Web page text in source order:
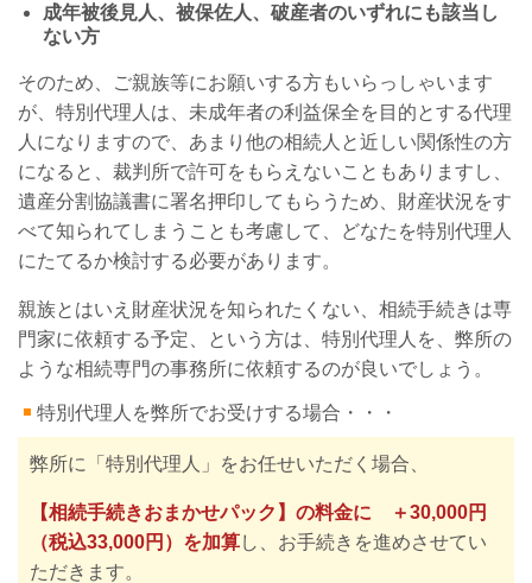
成年被後見人、被保佐人、破産者のいずれにも該当し
ない方
そのため、ご親族等にお願いする方もいらっしゃいます
が、特別代理人は、未成年者の利益保全を目的とする代理
人になりますので、あまり他の相続人と近しい関係性の方
になると、裁判所で許可をもらえないこともありますし、
遺産分割協議書に署名押印してもらうため、財産状況をす
べて知られてしまうことも考慮して、どなたを特別代理人
にたてるか検討する必要があります。
親族とはいえ財産状況を知られたくない、相続手続きは専
門家に依頼する予定、という方は、特別代理人を、弊所の
ような相続専門の事務所に依頼するのが良いでしょう。
特別代理人を弊所でお受けする場合・・・
弊所に 「特別代理人」をお任せいただく場合、
【相続手続きおまかせパック】の料金に ＋30,000円
（税込33,000円）を加算し、 お手続きを進めさせてい
ただきます。